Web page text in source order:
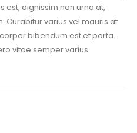
est, dignissim non urna at,
Curabitur varius vel mauris at
bibendum est et porta.
vitae semper varius.